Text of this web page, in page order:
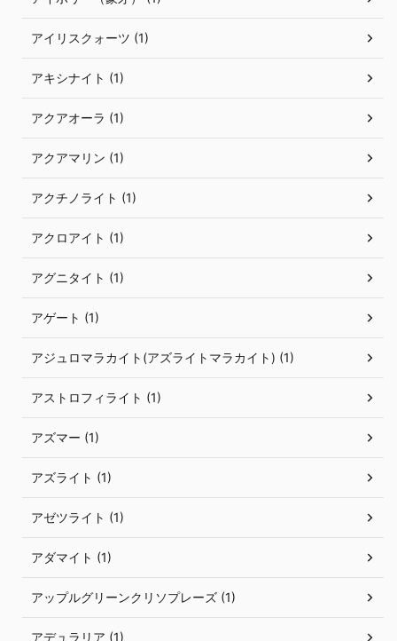
アイリスクォーツ (1)
アキシナイト (1)
アクアオーラ (1)
アクアマリン (1)
アクチノライト (1)
アクロアイト (1)
アグニタイト (1)
アゲート (1)
アジュロマラカイト(アズライトマラカイト) (1)
アストロフィライト (1)
アズマー (1)
アズライト (1)
アゼツライト (1)
アダマイト (1)
アップルグリーンクリソプレーズ (1)
アデュラリア (1)